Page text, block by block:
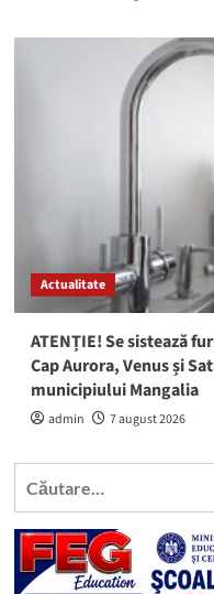
Actualitate
ATENȚIE! Se sistează
Cap Aurora, Venus și
municipiului Mangalia
admin 7 august 2026